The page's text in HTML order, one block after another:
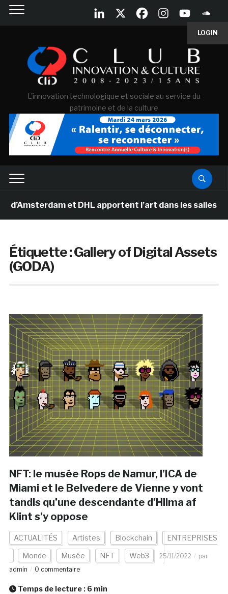
LOGIN
L'innovation technologique et sociale au service du
patrimoine et de la culture
et DHL apportent l’art dans les salles de
Étiquette :Gallery of Digital Assets
(GODA)
NFT: le musée Rops de Namur, l’ICA de
Miami et le Belvedere de Vienne y vont
tandis qu’une descendante d’Hilma af
Klint s’y oppose
ACTUALITÉS Artistes Blockchain ENTREPRISES
Monde Musée NFT Web3 25/11/2022
par
admin
0 commentaire
Temps de lecture : 6 min